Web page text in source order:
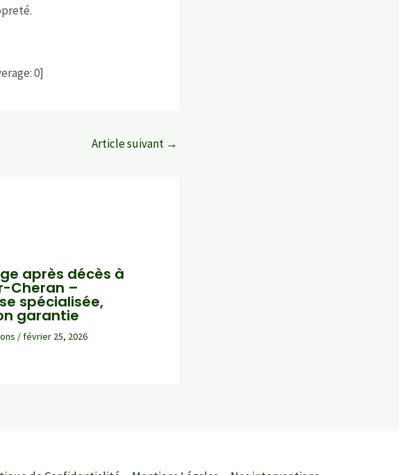
0]
Article suivant →
après décès à
Cheran –
spécialisée,
garantie
/février 25, 2026